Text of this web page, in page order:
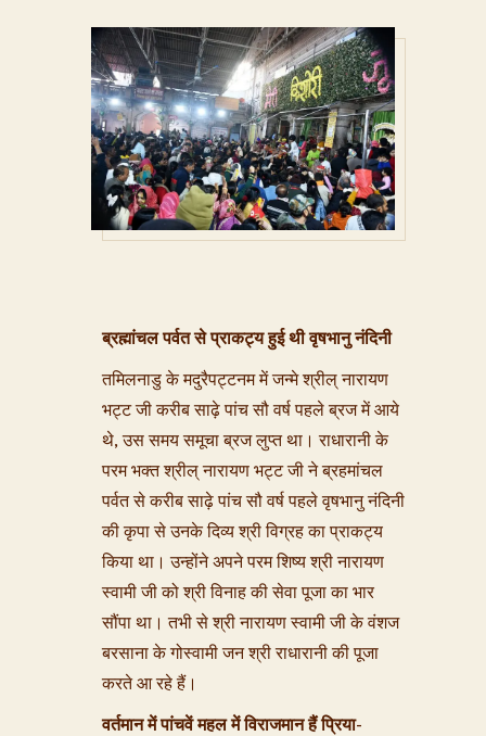
ब्रह्मांचल पर्वत से प्राकट्य हुई थी वृषभानु नंदिनी
तमिलनाडु के मदुरैपट्टनम में जन्मे श्रील् नारायण
भट्ट जी करीब साढ़े पांच सौ वर्ष पहले ब्रज में आये
थे, उस समय समूचा ब्रज लुप्त था। राधारानी के
परम भक्त श्रील् नारायण भट्ट जी ने ब्रहमांचल
पर्वत से करीब साढ़े पांच सौ वर्ष पहले वृषभानु नंदिनी
की कृपा से उनके दिव्य श्री विग्रह का प्राकट्य
किया था। उन्होंने अपने परम शिष्य श्री नारायण
स्वामी जी को श्री विनाह की सेवा पूजा का भार
सौंपा था। तभी से श्री नारायण स्वामी जी के वंशज
बरसाना के गोस्वामी जन श्री राधारानी की पूजा
करते आ रहे हैं।
वर्तमान में पांचवें महल में विराजमान हैं प्रिया-